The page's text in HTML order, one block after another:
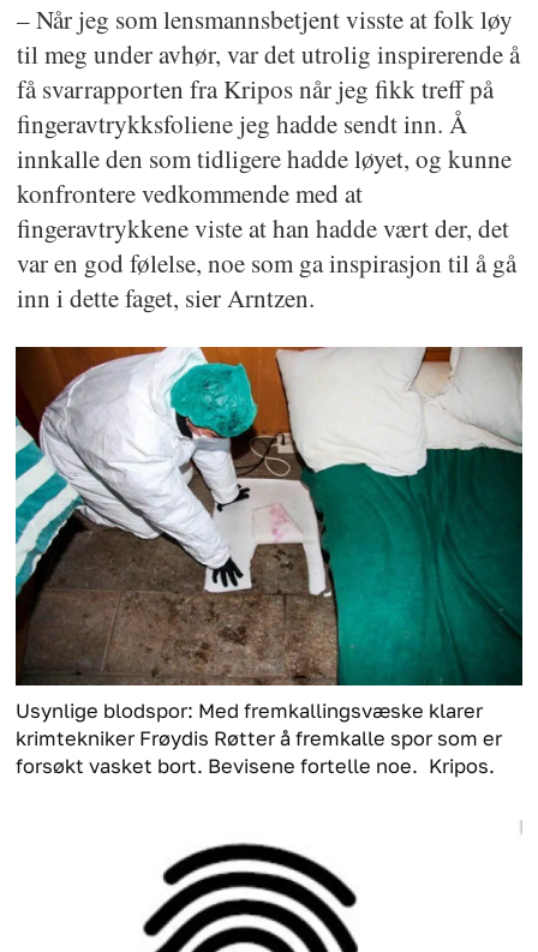
– Når jeg som lensmannsbetjent visste at folk løy
til meg under avhør, var det utrolig inspirerende å
få svarrapporten fra Kripos når jeg fikk treff på
fingeravtrykksfoliene jeg hadde sendt inn. Å
innkalle den som tidligere hadde løyet, og kunne
konfrontere vedkommende med at
fingeravtrykkene viste at han hadde vært der, det
var en god følelse, noe som ga inspirasjon til å gå
inn i dette faget, sier Arntzen.
Usynlige blodspor: Med fremkallingsvæske klarer
krimtekniker Frøydis Røtter å fremkalle spor som er
forsøkt vasket bort. Bevisene fortelle noe. Kripos.